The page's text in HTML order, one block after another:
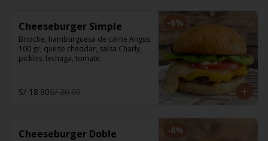
-6%
Cheeseburger Simple
Brioche, hamburguesa de carne Angus
100 gr, queso cheddar, salsa Charly,
pickles, lechuga, tomate.
S/ 18.90S/ 20.00
-8%
Cheeseburger Doble